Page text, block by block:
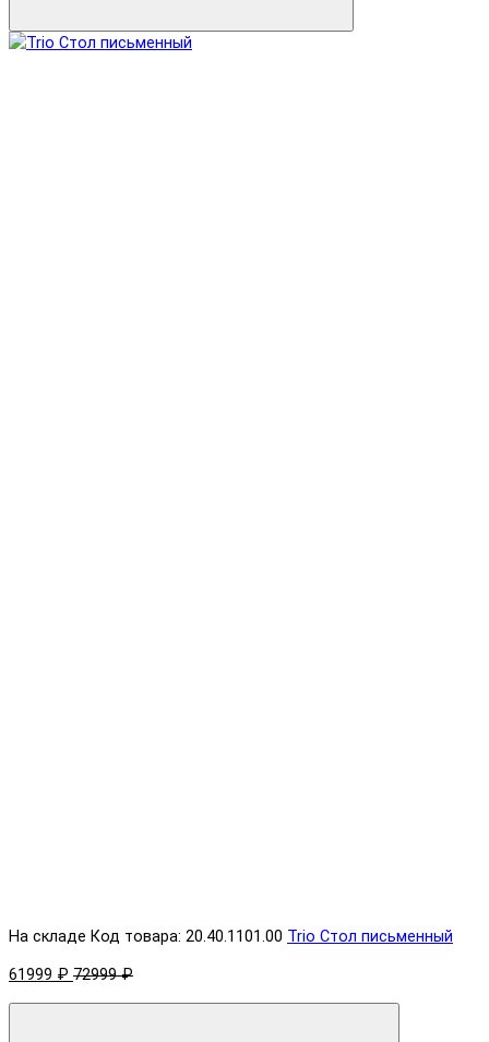
На складе Код товара: 20.40.1101.00 Trio Стол письменный
61999 ₽ 72999 ₽